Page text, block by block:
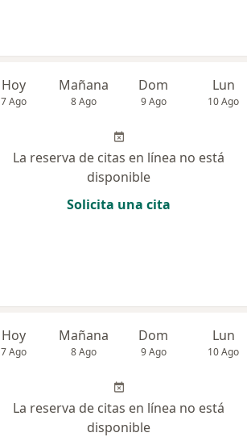
Hoy
7 Ago
Mañana
8 Ago
Dom
9 Ago
Lun
10 Ago
La reserva de citas en línea no está
disponible
Solicita una cita
Hoy
7 Ago
Mañana
8 Ago
Dom
9 Ago
Lun
10 Ago
La reserva de citas en línea no está
disponible